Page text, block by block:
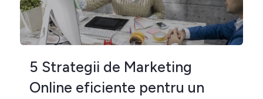
5 Strategii de Marketing
Online eficiente pentru un